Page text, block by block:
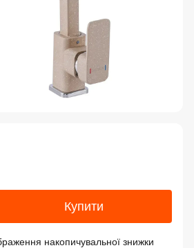
Купити
накопичувальної знижки